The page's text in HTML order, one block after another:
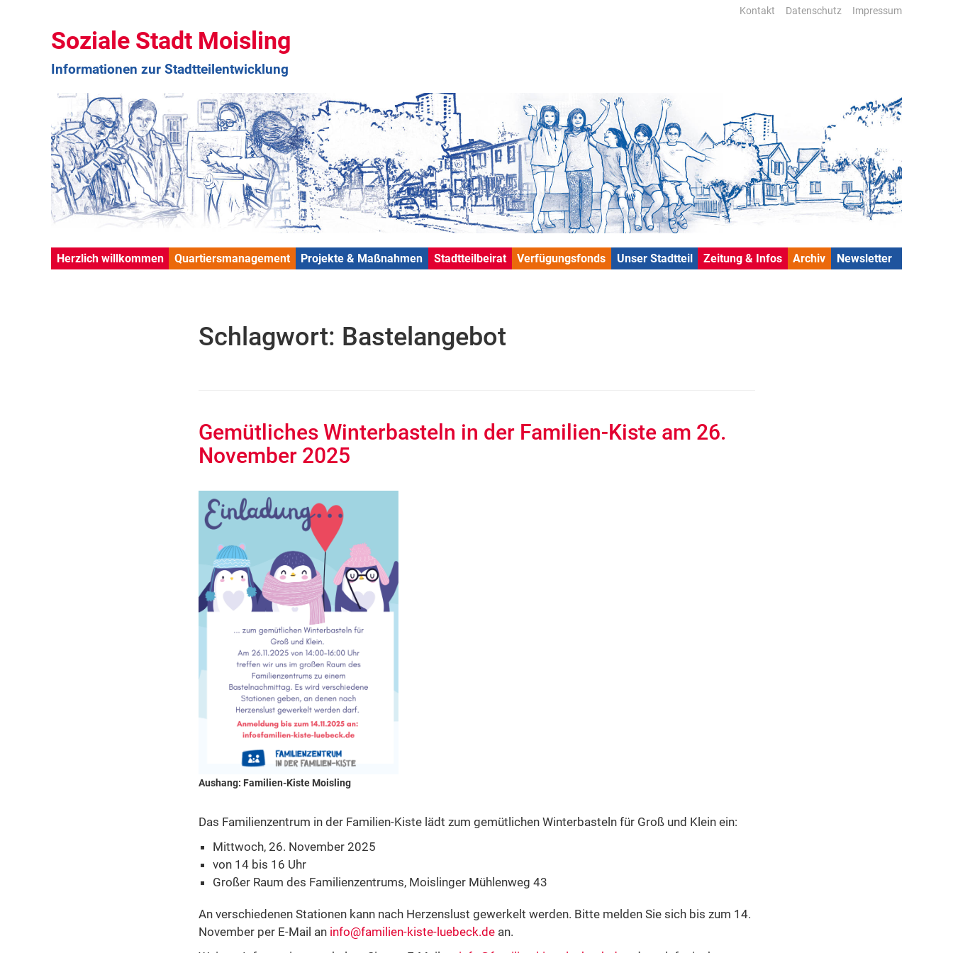
Kontakt Datenschutz Impressum
Soziale Stadt Moisling
Informationen zur Stadtteilentwicklung
Herzlich willkommen Quartiersmanagement Projekte & Maßnahmen Stadtteilbeirat Verfügungsfonds Unser Stadtteil Zeitung & Infos Archiv Newsletter
Schlagwort: Bastelangebot
Gemütliches Winterbasteln in der Familien-Kiste am 26.
November 2025
Aushang: Familien-Kiste Moisling
Das Familienzentrum in der Familien-Kiste lädt zum gemütlichen Winterbasteln für Groß und Klein ein:
Mittwoch, 26. November 2025
von 14 bis 16 Uhr
Großer Raum des Familienzentrums, Moislinger Mühlenweg 43
An verschiedenen Stationen kann nach Herzenslust gewerkelt werden. Bitte melden Sie sich bis zum 14.
November per E-Mail an info@familien-kiste-luebeck.dean.